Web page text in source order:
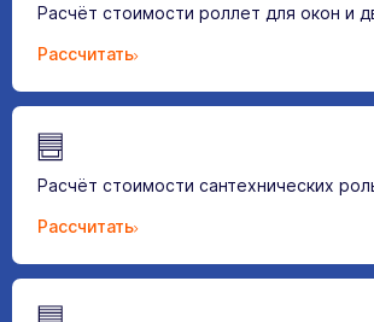
Расчёт стоимости роллет для окон и
Рассчитать
Расчёт стоимости сантехнических
Рассчитать